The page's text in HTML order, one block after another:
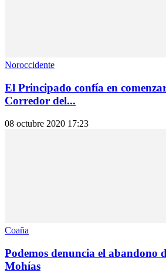
Noroccidente
El Principado confía en
Corredor del...
08 octubre 2020 17:23
Coaña
Podemos denuncia el abandono
Mohías